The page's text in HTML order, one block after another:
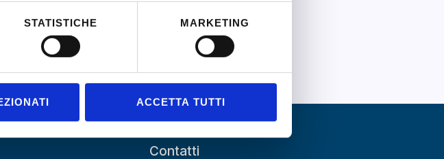
STATISTICHE MARKETING
ACCETTA TUTTI
Contatti